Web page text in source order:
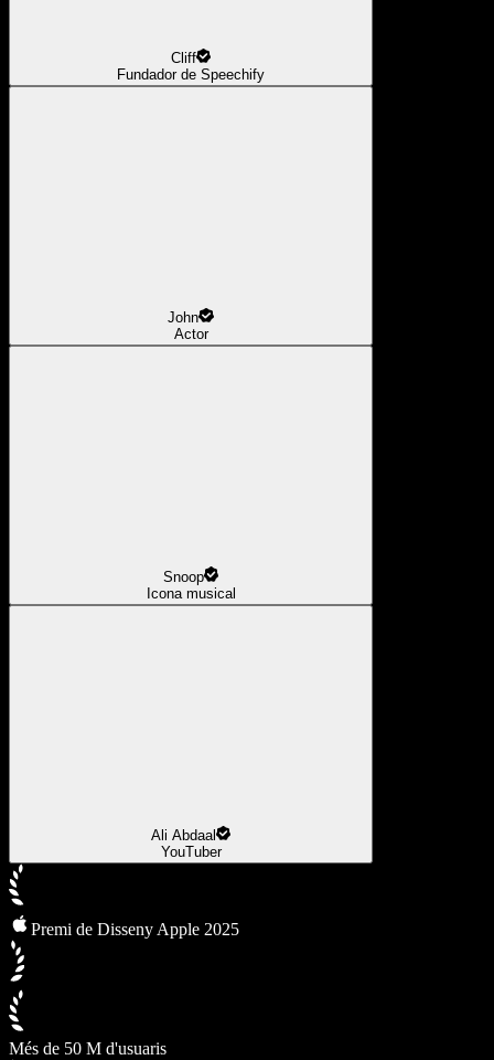
Cliff
Fundador de Speechify
John
Actor
Snoop
Icona musical
Ali Abdaal
YouTuber
Premi de Disseny Apple 2025
Més de 50 M d'usuaris